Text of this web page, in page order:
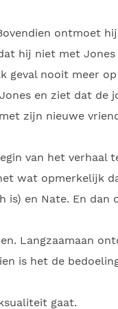
ontmoet
hij niet met
geval nooit meer
en ziet dat de
zijn nieuwe
van het verhaal
wat opmerkelijk
en Nate. En
Langzaamaan
is het de
gaat.